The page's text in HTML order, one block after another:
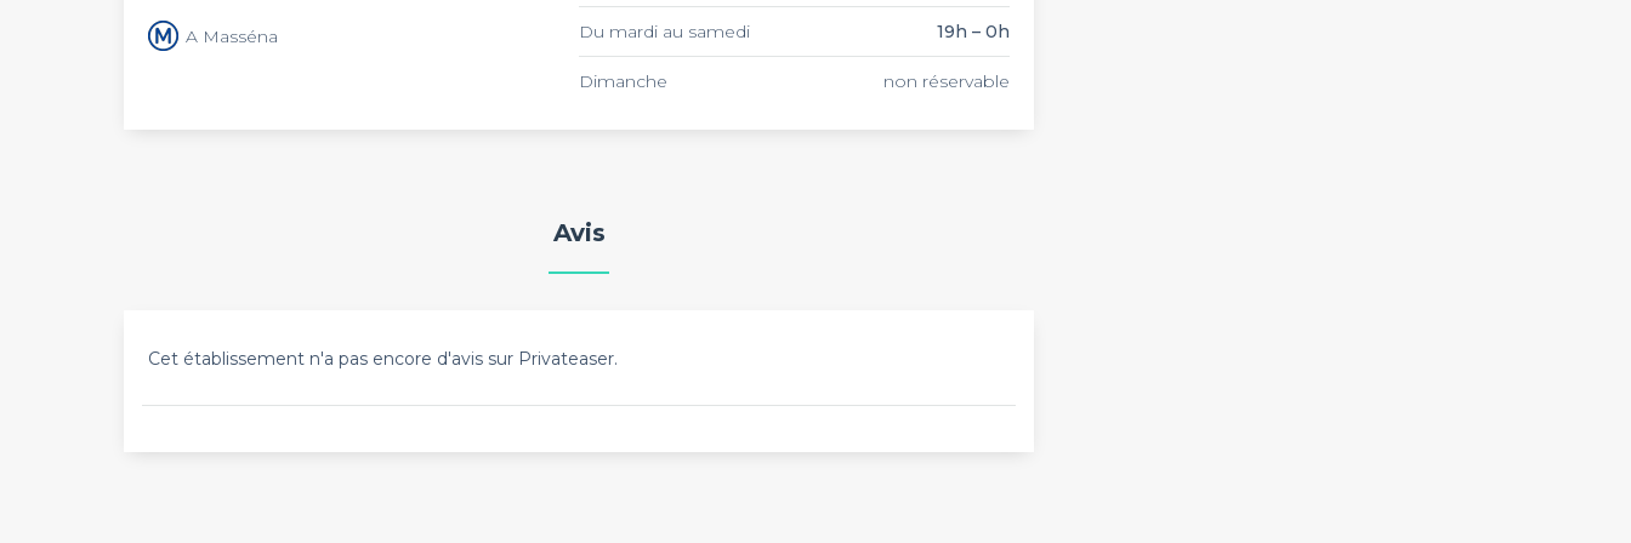
A Masséna Du mardi au samedi 19h – 0h
Dimanche non réservable
Avis
Cet établissement n'a pas encore d'avis sur Privateaser.